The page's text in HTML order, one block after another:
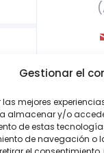
Gestionar el
las mejores
almacenar y/o
de estas
de navegación o